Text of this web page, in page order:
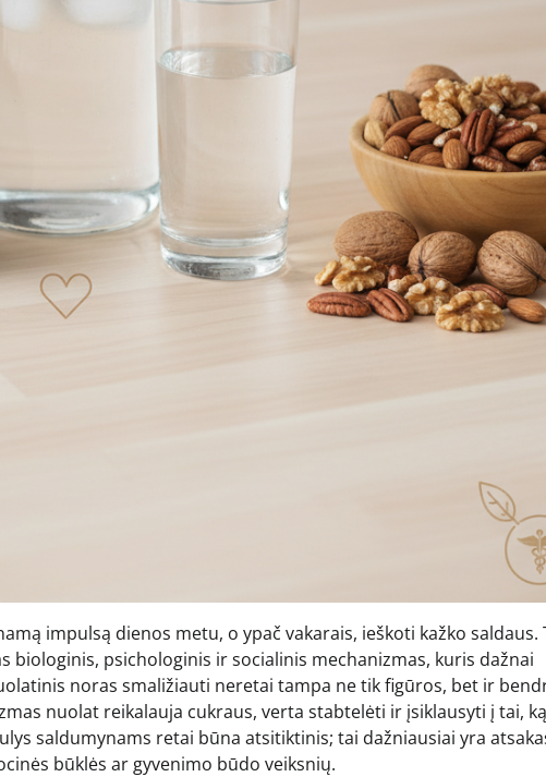
impulsą dienos metu, o ypač vakarais, ieškoti kažko saldaus.
biologinis, psichologinis ir socialinis mechanizmas, kuris dažnai
noras smaližiauti neretai tampa ne tik figūros, bet ir
nuolat reikalauja cukraus, verta stabtelėti ir įsiklausyti į tai,
saldumynams retai būna atsitiktinis; tai dažniausiai yra
būklės ar gyvenimo būdo veiksnių.